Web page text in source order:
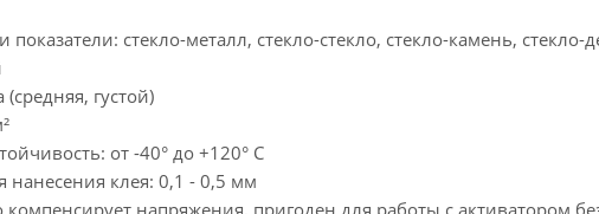
показатели: стекло-металл, стекло-стекло, стекло-камень,
густой)
от -40° до +120° С
клея: 0,1 - 0,5 мм
напряжения, пригоден для работы с активатором